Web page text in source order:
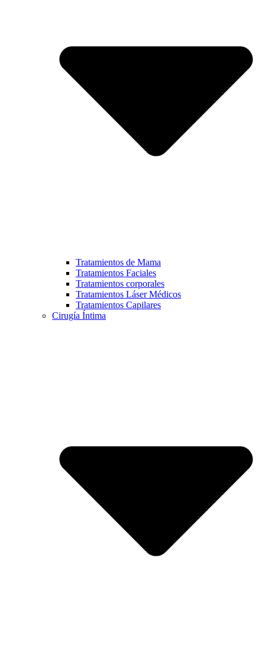
Tratamientos de Mama
Tratamientos Faciales
Tratamientos corporales
Tratamientos Láser Médicos
Tratamientos Capilares
Cirugía Íntima